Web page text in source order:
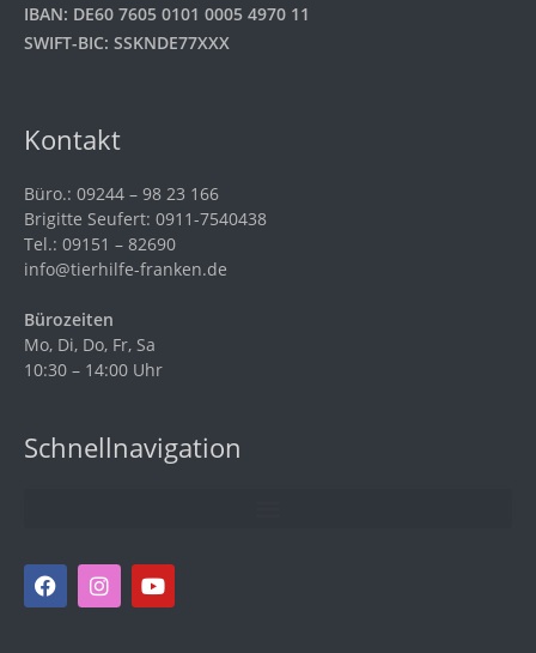
IBAN: DE60 7605 0101 0005 4970 11
SWIFT-BIC: SSKNDE77XXX
Kontakt
Büro.: 09244 – 98 23 166
Brigitte Seufert: 0911-7540438
Tel.: 09151 – 82690
info@tierhilfe-franken.de
Bürozeiten
Mo, Di, Do, Fr, Sa
10:30 – 14:00 Uhr
Schnellnavigation